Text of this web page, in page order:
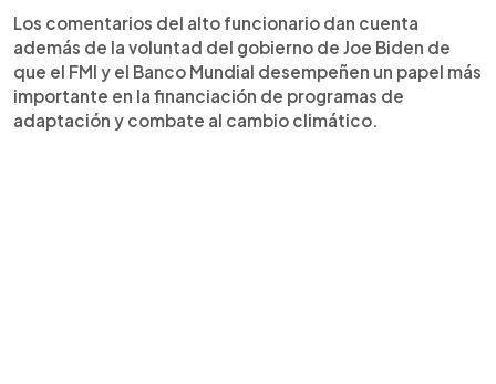
Los comentarios del alto funcionario dan cuenta
además de la voluntad del gobierno de Joe Biden de
que el FMI y el Banco Mundial desempeñen un papel más
importante en la financiación de programas de
adaptación y combate al cambio climático.